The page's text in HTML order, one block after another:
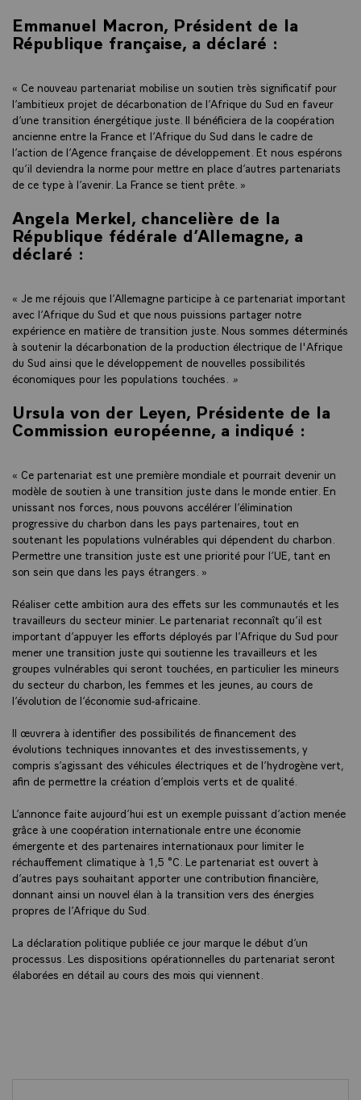
Emmanuel Macron, Président de la
République française, a déclaré :
« Ce nouveau partenariat mobilise un soutien très significatif pour
l’ambitieux projet de décarbonation de l’Afrique du Sud en faveur
d’une transition énergétique juste. Il bénéficiera de la coopération
ancienne entre la France et l’Afrique du Sud dans le cadre de
l’action de l’Agence française de développement. Et nous espérons
qu’il deviendra la norme pour mettre en place d’autres partenariats
de ce type à l’avenir. La France se tient prête. »
Angela Merkel, chancelière de la
République fédérale d’Allemagne, a
déclaré :
« Je me réjouis que l’Allemagne participe à ce partenariat important
avec l’Afrique du Sud et que nous puissions partager notre
expérience en matière de transition juste. Nous sommes déterminés
à soutenir la décarbonation de la production électrique de l'Afrique
du Sud ainsi que le développement de nouvelles possibilités
économiques pour les populations touchées. »
Ursula von der Leyen, Présidente de la
Commission européenne, a indiqué :
« Ce partenariat est une première mondiale et pourrait devenir un
modèle de soutien à une transition juste dans le monde entier. En
unissant nos forces, nous pouvons accélérer l’élimination
progressive du charbon dans les pays partenaires, tout en
soutenant les populations vulnérables qui dépendent du charbon.
Permettre une transition juste est une priorité pour l’UE, tant en
son sein que dans les pays étrangers. »
Réaliser cette ambition aura des effets sur les communautés et les
travailleurs du secteur minier. Le partenariat reconnaît qu’il est
important d’appuyer les efforts déployés par l’Afrique du Sud pour
mener une transition juste qui soutienne les travailleurs et les
groupes vulnérables qui seront touchées, en particulier les mineurs
du secteur du charbon, les femmes et les jeunes, au cours de
l’évolution de l’économie sud-africaine.
Il œuvrera à identifier des possibilités de financement des
évolutions techniques innovantes et des investissements, y
compris s’agissant des véhicules électriques et de l’hydrogène vert,
afin de permettre la création d’emplois verts et de qualité.
L’annonce faite aujourd’hui est un exemple puissant d’action menée
grâce à une coopération internationale entre une économie
émergente et des partenaires internationaux pour limiter le
réchauffement climatique à 1,5 °C. Le partenariat est ouvert à
d’autres pays souhaitant apporter une contribution financière,
donnant ainsi un nouvel élan à la transition vers des énergies
propres de l’Afrique du Sud.
La déclaration politique publiée ce jour marque le début d’un
processus. Les dispositions opérationnelles du partenariat seront
élaborées en détail au cours des mois qui viennent.